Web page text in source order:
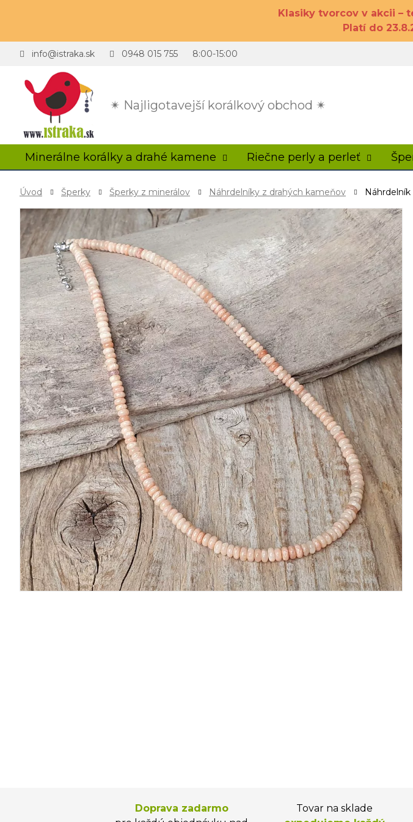
Klasiky tvorcov v akcii –
Platí do
✴ Najligotavejší korálkový obchod ✴
info@istraka.sk 0948 015 755 8:00-15:00
Minerálne korálky a drahé kamene Riečne perly a perleť
Úvod Šperky Šperky z minerálov Náhrdelníky z drahých kameňov
Doprava zadarmo
Tovar na sklade